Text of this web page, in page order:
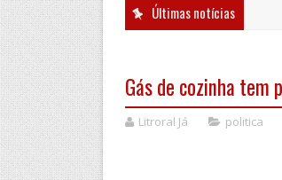
Últimas notícias
Gás de cozinha tem
Litroral Já politica